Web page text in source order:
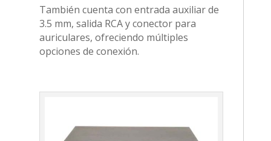
También cuenta con entrada auxiliar de
3.5 mm, salida RCA y conector para
auriculares, ofreciendo múltiples
opciones de conexión.